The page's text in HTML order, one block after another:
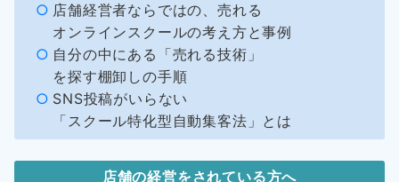
店舗経営者ならではの、売れる
オンラインスクールの考え方と事例
自分の中にある「売れる技術」
を探す棚卸しの手順
SNS投稿がいらない
「スクール特化型自動集客法」とは
店舗の経営をされている方へ